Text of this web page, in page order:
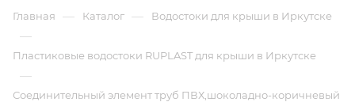
Главная — Каталог — Водостоки для крыши в Иркутске
—
Пластиковые водостоки RUPLAST для крыши в Иркутске
—
Соединительный элемент труб ПВХ,шоколадно-коричневый